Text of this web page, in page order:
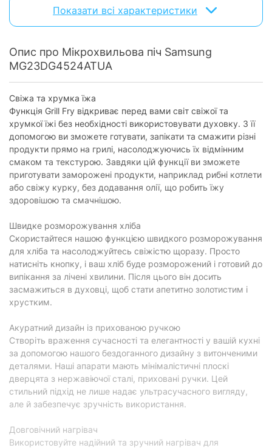
Розморожування:
є
Наявність дисплея:
Діаметр поворотного столу:
28.8 см
Гриль
Тип грилю:
теновий
Максимальна потужність гриля:
1100 Вт
Керування
Тип керування: кнопкове
Комплектація
Блюдо для хрусткої скоринки: є
Фізичні характеристики
Колір корпусу:
чорний із сріблястим
Габарити (В х Ш х Г):
Характеристики та комплектація товару можуть змінюватися
виробником без повідомлення.
Показати всі характеристики
Опис про Мікрохвильова піч Samsung
MG23DG4524ATUA
Свіжа та хрумка їжа
Функція Grill Fry відкриває перед вами світ свіжої та
хрумкої їжі без необхідності використовувати духовку. З її
допомогою ви зможете готувати, запікати та смажити різні
продукти прямо на грилі, насолоджуючись їх відмінним
смаком та текстурою. Завдяки цій функції ви зможете
приготувати заморожені продукти, наприклад рибні котлети
або свіжу курку, без додавання олії, що робить їжу
здоровішою та смачнішою.
Швидке розморожування хліба
Скористайтеся нашою функцією швидкого розморожування
для хліба та насолоджуйтесь свіжістю щоразу. Просто
натисніть кнопку, і ваш хліб буде розморожений і готовий до
випікання за лічені хвилини. Після цього він досить
засмажиться в духовці, щоб стати апетитно золотистим і
хрустким.
Акуратний дизайн із прихованою ручкою
Створіть враження сучасності та елегантності у вашій кухні
за допомогою нашого бездоганного дизайну з витонченими
деталями. Наші апарати мають мінімалістичні плоскі
дверцята з нержавіючої сталі, приховані ручки. Цей
стильний підхід не лише надає ультрасучасного вигляду,
але й забезпечує зручність використання.
Довговічний нагрівач
Використовуйте надійний та зручний нагрівач для